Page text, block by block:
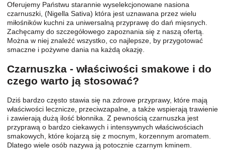
Oferujemy Państwu starannie wyselekcjonowane nasiona
czarnuszki, (Nigella Sativa) która jest uznawana przez wielu
miłośników kuchni za uniwersalną przyprawę do dań mięsnych.
Zachęcamy do szczegółowego zapoznania się z naszą ofertą.
Można w niej znaleźć wszystko, co najlepsze, by przygotować
smaczne i pożywne dania na każdą okazję.
Czarnuszka - właściwości smakowe i do
czego warto ją stosować?
Dziś bardzo często stawia się na zdrowe przyprawy, które mają
właściwości lecznicze, przeciwzapalne, a także wspierają trawienie
i zawierają dużą ilość błonnika. Z pewnością czarnuszka jest
przyprawą o bardzo ciekawych i intensywnych właściwościach
smakowych, które kojarzą się z mocnym, korzennym aromatem.
Dlatego wiele osób nazywa ją potocznie czarnym kminem.